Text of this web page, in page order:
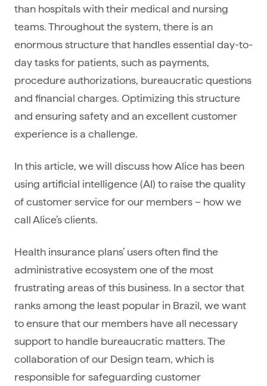
than hospitals with their medical and nursing
teams. Throughout the system, there is an
enormous structure that handles essential day-to-
day tasks for patients, such as payments,
procedure authorizations, bureaucratic questions
and financial charges. Optimizing this structure
and ensuring safety and an excellent customer
experience is a challenge.
In this article, we will discuss how Alice has been
using artificial intelligence (AI) to raise the quality
of customer service for our members – how we
call Alice’s clients.
Health insurance plans’ users often find the
administrative ecosystem one of the most
frustrating areas of this business. In a sector that
ranks among the least popular in Brazil, we want
to ensure that our members have all necessary
support to handle bureaucratic matters. The
collaboration of our Design team, which is
responsible for safeguarding customer